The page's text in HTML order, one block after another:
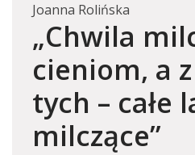
Joanna Rolińska
„Chwila
cieniom, a
tych – całe
milczące”